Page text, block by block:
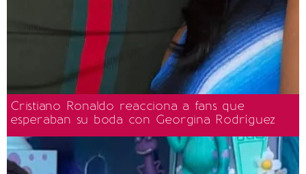
Cristiano Ronaldo reacciona a fans que
esperaban su boda con Georgina Rodríguez